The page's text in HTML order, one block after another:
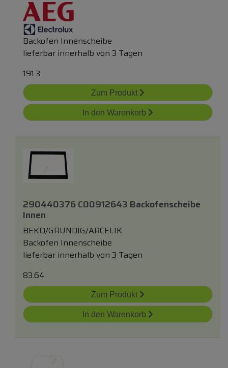
Backofen Innenscheibe
lieferbar innerhalb von 3 Tagen
191.3
Zum Produkt
In den Warenkorb
290440376 C00912643 Backofenscheibe
Innen
BEKO/GRUNDIG/ARCELIK
Backofen Innenscheibe
lieferbar innerhalb von 3 Tagen
83.64
Zum Produkt
In den Warenkorb